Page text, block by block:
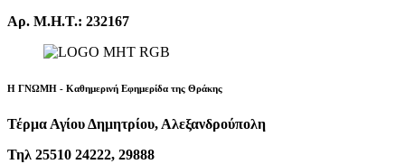
Αρ. Μ.Η.Τ.: 232167
Η ΓΝΩΜΗ - Καθημερινή Εφημερίδα της Θράκης
Τέρμα Αγίου Δημητρίου, Αλεξανδρούπολη
Τηλ 25510 24222, 29888